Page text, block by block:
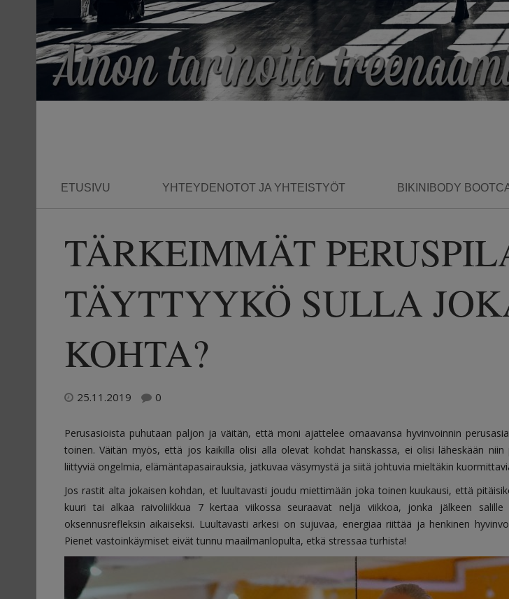
ETUSIVU YHTEYDENOTOT JA YHTEISTYÖT BIKINIBODY
TÄRKEIMMÄT
TÄYTTYYKÖ SULLA
KOHTA?
25.11.2019 0
Perusasioista puhutaan paljon ja väitän, että moni ajattelee omaavansa hyvinvoinnin
toinen. Väitän myös, että jos kaikilla olisi alla olevat kohdat hanskassa, ei olisi läheskään niin
liittyviä ongelmia, elämäntapasairauksia, jatkuvaa väsymystä ja siitä johtuvia mieltäkin
Jos rastit alta jokaisen kohdan, et luultavasti joudu miettimään joka toinen kuukausi, että
kuuri tai alkaa raivoliikkua 7 kertaa viikossa seuraavat neljä viikkoa, jonka jälkeen salille
oksennusrefleksin aikaiseksi. Luultavasti arkesi on sujuvaa, energiaa riittää ja henkinen
Pienet vastoinkäymiset eivät tunnu maailmanlopulta, etkä stressaa turhista!